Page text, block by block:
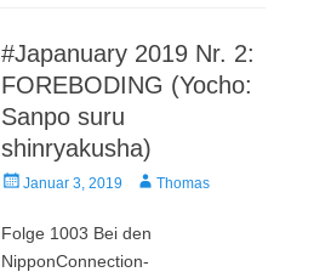
#Japanuary 2019 Nr. 2:
FOREBODING (Yocho:
Sanpo suru
shinryakusha)
Veröffentlicht
Januar 3, 2019 AutorThomas
Folge 1003 Bei den
NipponConnection-